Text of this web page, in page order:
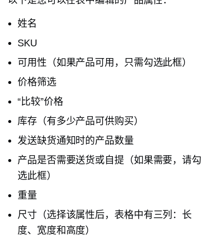
姓名
SKU
可用性（如果产品可用，只需勾选此框）
价格筛选
“比较”价格
库存（有多少产品可供购买）
发送缺货通知时的产品数量
产品是否需要送货或自提（如果需要，请勾
选此框）
重量
尺寸（选择该属性后，表格中有三列：长
度、宽度和高度）